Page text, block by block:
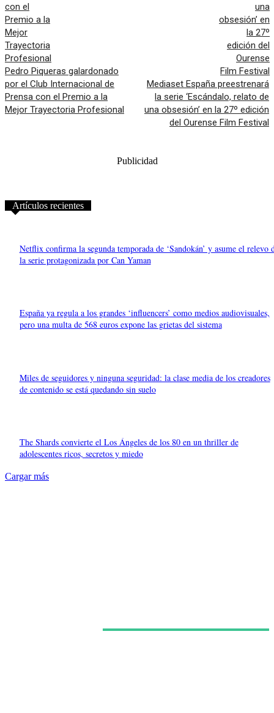
Pedro Piqueras galardonado
por el Club Internacional de
Prensa con el Premio a la
Mejor Trayectoria Profesional
Mediaset España preestrenará
la serie ‘Escándalo, relato de
una obsesión’ en la 27º edición
del Ourense Film Festival
Publicidad
Artículos recientes
Netflix confirma la segunda temporada de ‘Sandokán’ y asume el relevo
la serie protagonizada por Can Yaman
España ya regula a los grandes ‘influencers’ como medios audiovisuales,
pero una multa de 568 euros expone las grietas del sistema
Miles de seguidores y ninguna seguridad: la clase media de los creadores
de contenido se está quedando sin suelo
The Shards convierte el Los Ángeles de los 80 en un thriller de
adolescentes ricos, secretos y miedo
Cargar más